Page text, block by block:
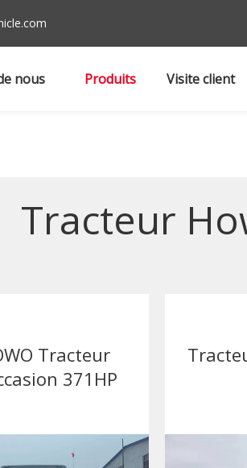
nous Produits Visite client
Tracteur
Tracteur
371HP